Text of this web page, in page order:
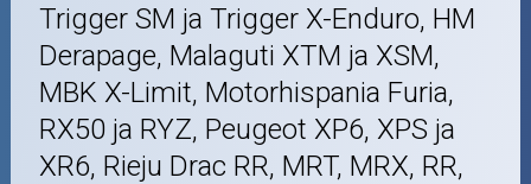
Trigger SM ja Trigger X-Enduro, HM
Derapage, Malaguti XTM ja XSM,
MBK X-Limit, Motorhispania Furia,
RX50 ja RYZ, Peugeot XP6, XPS ja
XR6, Rieju Drac RR, MRT, MRX, RR,